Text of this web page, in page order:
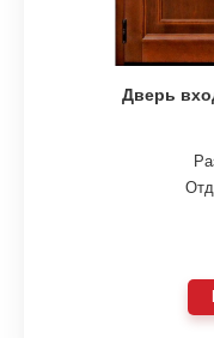
Дверь